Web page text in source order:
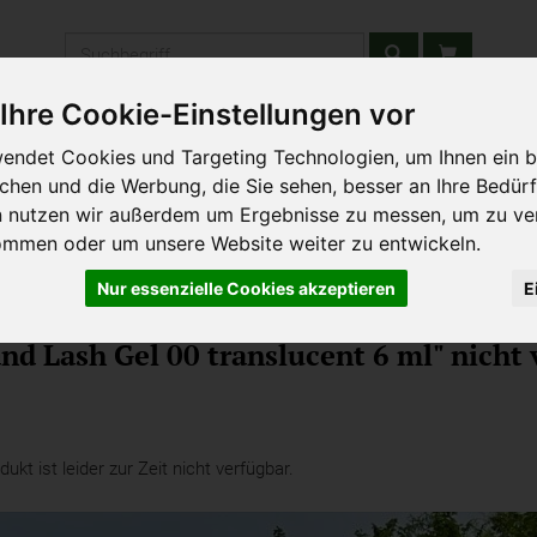
Cookie-Einstellungen vor
Cookies und Targeting Technologien, um Ihnen ein
und die Werbung, die Sie sehen, besser an Ihre
nutzen wir außerdem um Ergebnisse zu messen, um zu
oder um unsere Website weiter zu entwickeln.
Nur essenzielle Cookies akzeptieren
& Schulen Liefergebiet Wochenmarkt Unsere
Kosmetik
Lash Gel 00 translucent 6 ml" nicht
ist leider zur Zeit nicht verfügbar.